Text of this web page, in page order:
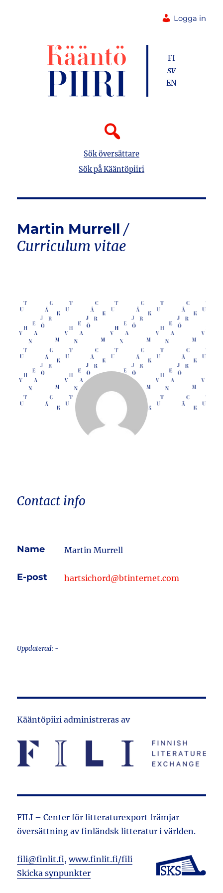
Logga in
Sök översättare
Sök på Kääntöpiiri
FI
SV
EN
Martin Murrell
Contact info
Name Martin Murrell
E-post hartsichord@btinternet.com
Uppdaterad: -
Kääntöpiiri administreras av
FILI – Center för litteraturexport främjar
översättning av finländsk litteratur i världen.
fili@finlit.fi,www.finlit.fi/fili
Skicka synpunkter